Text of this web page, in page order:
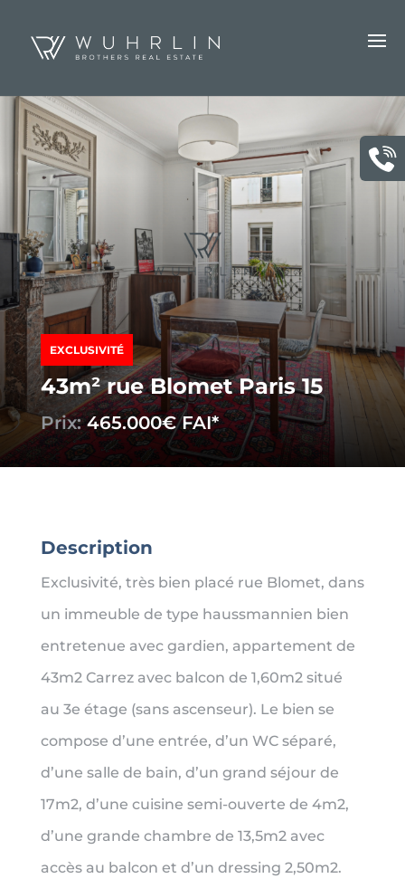
EXCLUSIVITÉ
43m² rue Blomet Paris 15
Prix:465.000€
Description
Exclusivité, très bien placé rue Blomet, dans
un immeuble de type haussmannien bien
entretenue avec gardien, appartement de
43m2 Carrez avec balcon de 1,60m2 situé
au 3e étage (sans ascenseur). Le bien se
compose d’une entrée, d’un WC séparé,
d’une salle de bain, d’un grand séjour de
17m2, d’une cuisine semi-ouverte de 4m2,
d’une grande chambre de 13,5m2 avec
accès au balcon et d’un dressing 2,50m2.